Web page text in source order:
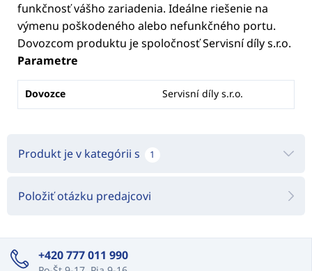
funkčnosť vášho zariadenia. Ideálne riešenie na
výmenu poškodeného alebo nefunkčného portu.
Dovozcom produktu je spoločnosť Servisní díly s.r.o.
Parametre
Dovozce Servisní díly s.r.o.
Produkt je v kategórii s 1
Položiť otázku predajcovi
+420 777 011 990